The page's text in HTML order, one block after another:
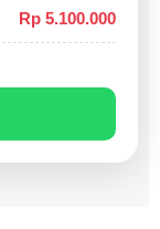
Rp 5.100.000